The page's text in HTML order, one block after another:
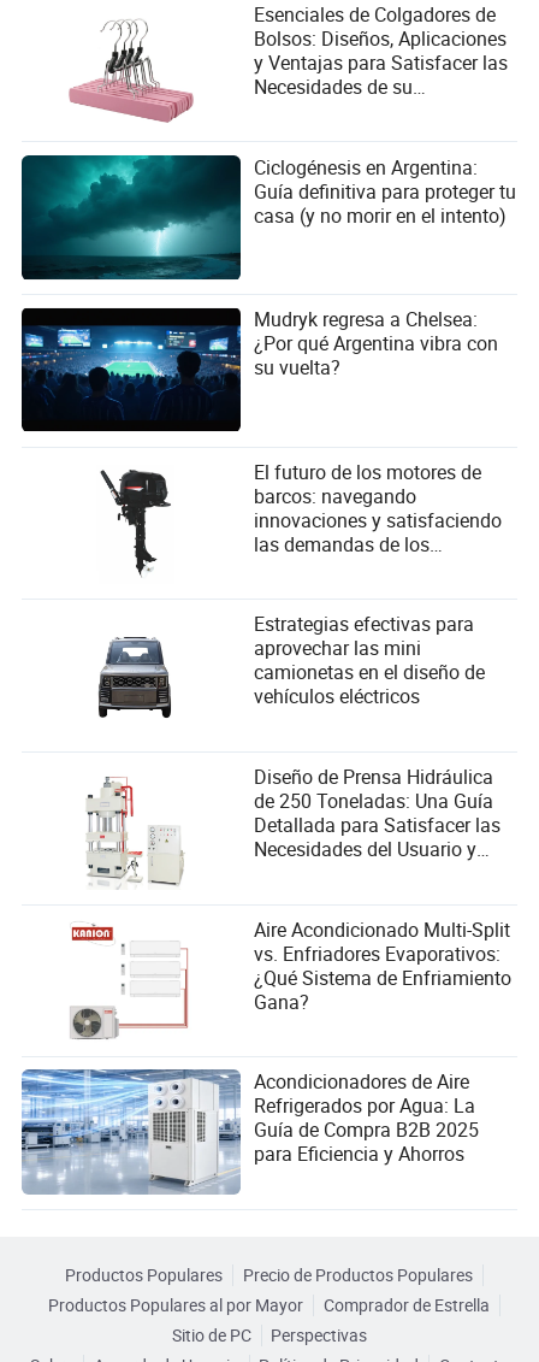
Esenciales de Colgadores de
Bolsos: Diseños, Aplicaciones
y Ventajas para Satisfacer las
Necesidades de su
Ciclogénesis en Argentina:
Guía definitiva para proteger tu
casa (y no morir en el intento)
Mudryk regresa a Chelsea:
¿Por qué Argentina vibra con
su vuelta?
El futuro de los motores de
barcos: navegando
innovaciones y satisfaciendo
las demandas de los
Estrategias efectivas para
aprovechar las mini
camionetas en el diseño de
vehículos eléctricos
Diseño de Prensa Hidráulica
de 250 Toneladas: Una Guía
Detallada para Satisfacer las
Necesidades del Usuario y
Aire Acondicionado Multi-Split
vs. Enfriadores Evaporativos:
¿Qué Sistema de Enfriamiento
Gana?
Acondicionadores de Aire
Refrigerados por Agua: La
Guía de Compra B2B 2025
para Eficiencia y Ahorros
Productos Populares
Precio de Productos Populares
Productos Populares al por Mayor
Comprador de Estrella
Sitio de PC
Perspectivas